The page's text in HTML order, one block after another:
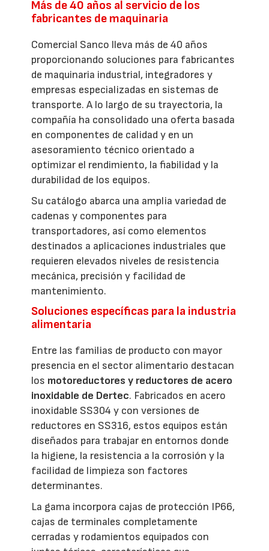
Más de 40 años al servicio de los
fabricantes de maquinaria
Comercial Sanco lleva más de 40 años
proporcionando soluciones para fabricantes
de maquinaria industrial, integradores y
empresas especializadas en sistemas de
transporte. A lo largo de su trayectoria, la
compañía ha consolidado una oferta basada
en componentes de calidad y en un
asesoramiento técnico orientado a
optimizar el rendimiento, la fiabilidad y la
durabilidad de los equipos.
Su catálogo abarca una amplia variedad de
cadenas y componentes para
transportadores, así como elementos
destinados a aplicaciones industriales que
requieren elevados niveles de resistencia
mecánica, precisión y facilidad de
mantenimiento.
Soluciones específicas para la industria
alimentaria
Entre las familias de producto con mayor
presencia en el sector alimentario destacan
los motoreductores y reductores de acero
inoxidable de Dertec. Fabricados en acero
inoxidable SS304 y con versiones de
reductores en SS316, estos equipos están
diseñados para trabajar en entornos donde
la higiene, la resistencia a la corrosión y la
facilidad de limpieza son factores
determinantes.
La gama incorpora cajas de protección IP66,
cajas de terminales completamente
cerradas y rodamientos equipados con